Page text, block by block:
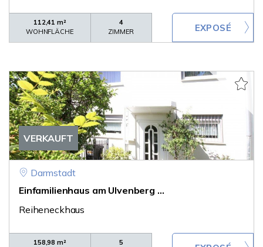
112,41 m²
WOHNFLÄCHE
4
ZIMMER
VERKAUFT
Darmstadt
Einfamilienhaus am Ulvenberg ...
Reiheneckhaus
158,98 m²
5